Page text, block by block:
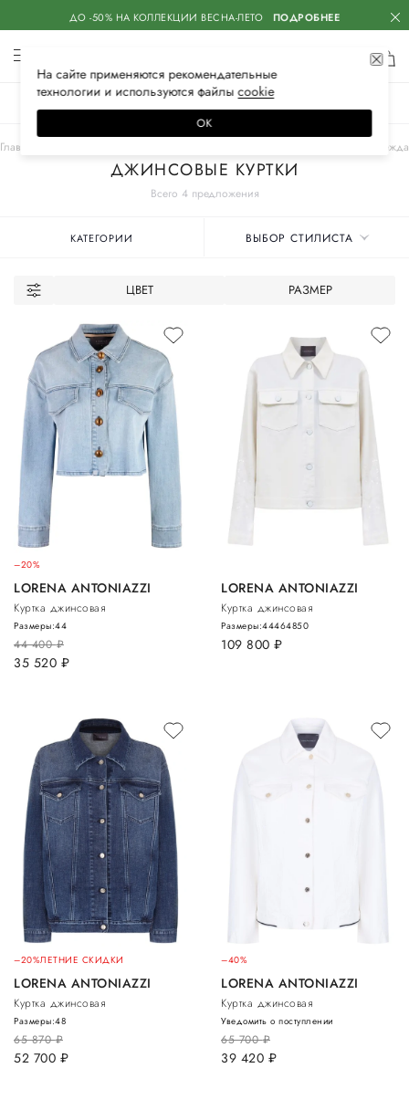
ДО -50% НА КОЛЛЕКЦИИ ВЕСНА-ЛЕТО ПОДРОБНЕЕ
Всего 4 предложения
Главная Верхняя одежда
ДЖИНСОВЫЕ КУРТКИ
КАТЕГОРИИ ВЫБОР СТИЛИСТА
ЦВЕТ РАЗМЕР
–20%
LORENA ANTONIAZZI
Куртка джинсовая
44 400руб.
35 520 руб.
Размеры:44
LORENA ANTONIAZZI
Куртка джинсовая
109 800 руб.
Размеры:44464850
–20%ЛЕТНИЕ СКИДКИ
LORENA ANTONIAZZI
Куртка джинсовая
65 870руб.
52 700 руб.
Размеры:48
–40%
LORENA ANTONIAZZI
Куртка джинсовая
65 700руб.
39 420 руб.
Уведомить о поступлении
На сайте применяются рекомендательные
технологии и используются файлысооkiе
ОК